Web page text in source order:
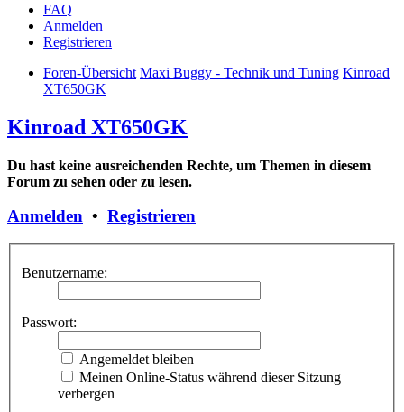
FAQ
Anmelden
Registrieren
Foren-Übersicht Maxi Buggy - Technik und Tuning Kinroad
XT650GK
Kinroad XT650GK
Du hast keine ausreichenden Rechte, um Themen in diesem
Forum zu sehen oder zu lesen.
Anmelden • Registrieren
Benutzername:
Passwort:
Angemeldet bleiben
Meinen Online-Status während dieser Sitzung
verbergen